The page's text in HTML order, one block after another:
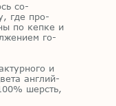
со­
где про­
по кеп­ке и
го­
и
ан­глий­
шерсть,